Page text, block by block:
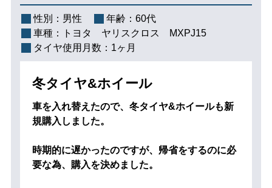
性別： 男性 年齢： 60代
車種：
トヨタ ヤリスクロス MXPJ15
タイヤ使用月数： 1ヶ月
冬タイヤ&ホイール
車を入れ替えたので、冬タイヤ&ホイールも新
規購入しました。
時期的に遅かったのですが、帰省をするのに必
要な為、購入を決めました。